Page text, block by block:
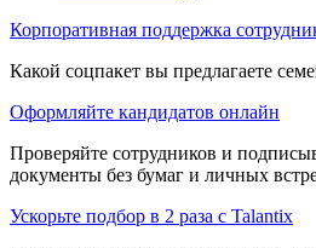
Корпоративная поддержка
Какой соцпакет вы предлагаете
Оформляйте кандидатов онлайн
Проверяйте сотрудников и
документы без бумаг и личных
Ускорьте подбор в 2 раза с Talantix